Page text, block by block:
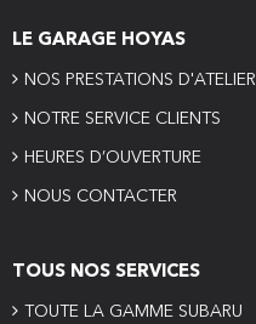
LE GARAGE HOYAS
NOS PRESTATIONS D'ATELIER
NOTRE SERVICE CLIENTS
HEURES D’OUVERTURE
NOUS CONTACTER
TOUS NOS SERVICES
TOUTE LA GAMME SUBARU